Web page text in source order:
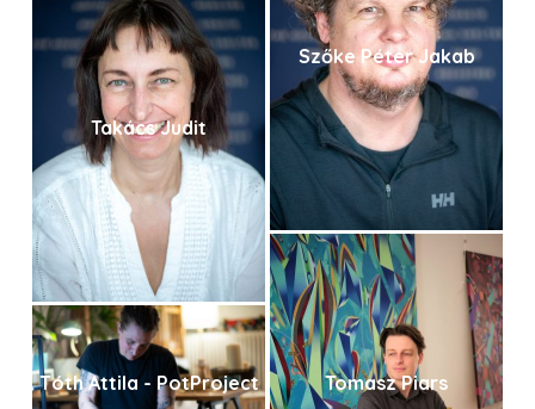
Szőke Péter Jakab
Takács Judit
Tomasz Piars
Tóth Attila - PotProject